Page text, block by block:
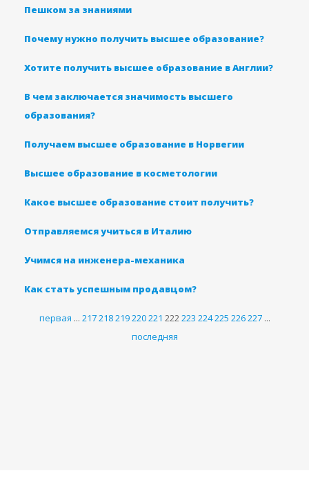
Пешком за знаниями
Почему нужно получить высшее образование?
Хотите получить высшее образование в Англии?
В чем заключается значимость высшего
образования?
Получаем высшее образование в Норвегии
Высшее образование в косметологии
Какое высшее образование стоит получить?
Отправляемся учиться в Италию
Учимся на инженера-механика
Как стать успешным продавцом?
первая ... 217218219220221 222223 224225 226227...
последняя